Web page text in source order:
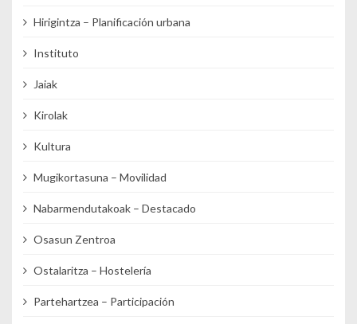
Hirigintza – Planificación urbana
Instituto
Jaiak
Kirolak
Kultura
Mugikortasuna – Movilidad
Nabarmendutakoak – Destacado
Osasun Zentroa
Ostalaritza – Hostelería
Partehartzea – Participación